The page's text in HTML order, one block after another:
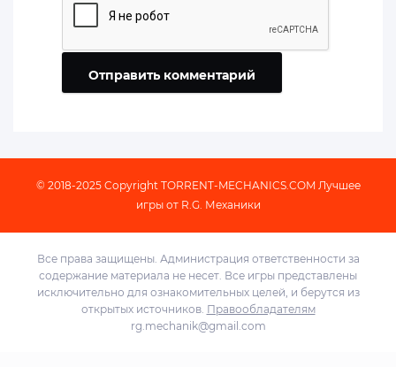
Отправить комментарий
© 2018-2025 Copyright TORRENT-MECHANICS.COM Лучшее
игры от R.G. Механики
Все права защищены. Администрация ответственности за
содержание материала не несет. Все игры представлены
исключительно для ознакомительных целей, и берутся из
открытых источников. Правообладателям
rg.mechanik@gmail.com